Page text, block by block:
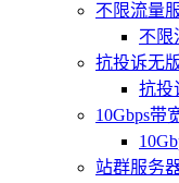
不限流量
不限
抗投诉无
抗投
10Gbps带
站群服务